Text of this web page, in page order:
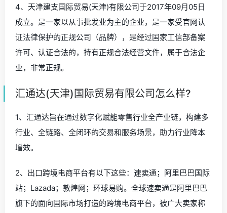
4、天津建支国际贸易(天津)有限公司于2017年09月05日
成立。是一家以从事批发业为主的企业，是一家受官网认
证法律保护的正规公司（品牌），是经过国家工信部备案
许可、认证合法的，持有正规合法经营文件，属于合法企
业，非常正规。
汇通达(天津)国际贸易有限公司怎么样?
1、汇通达旨在通过数字化赋能零售行业全产业链，构建多
行业、全链路、全闭环的交易和服务场景，助力行业降本
增效。
2、出口跨境电商平台有以下这些：速卖通；阿里巴巴国际
站；Lazada；敦煌网；环球易购。全球速卖通是阿里巴巴
旗下的面向国际市场打造的跨境电商平台，被广大卖家称